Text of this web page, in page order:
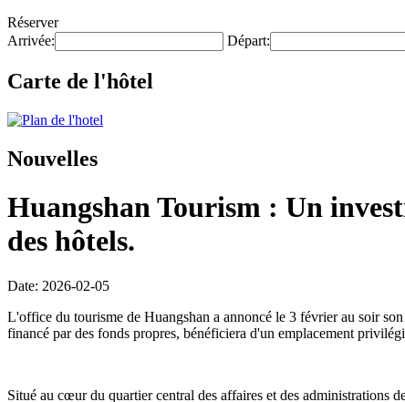
Réserver
Arrivée:
Départ:
Carte de l'hôtel
Nouvelles
Huangshan Tourism : Un
des hôtels.
Date: 2026-02-05
L'office du tourisme de Huangshan a annoncé le 3 février au soir
financé par des fonds propres, bénéficiera d'un emplacement
Situé au cœur du quartier central des affaires et des administrations